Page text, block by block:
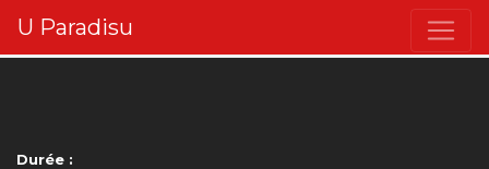
U Paradisu
Durée :